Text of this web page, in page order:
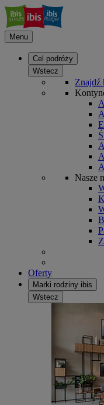
Menu
Cel podróży
Wstecz
Znajdź
Nasze
Oferty
Marki rodziny ibis
Wstecz